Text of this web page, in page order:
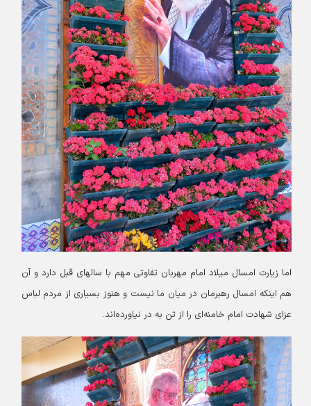
اما زیارت امسال میلاد امام مهربان تفاوتی مهم با سالهای قبل دارد و آن
هم اینکه امسال رهبرمان در میان ما نیست و هنوز بسیاری از مردم لباس
عزای شهادت امام خامنه‌ای را از تن به در نیاورده‌اند.